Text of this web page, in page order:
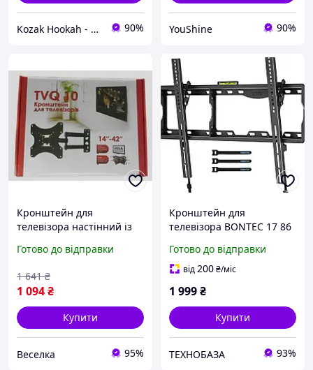
Kozak Hookah - Магазин техніки та аксесуарів 90% YouShine 90%
Кронштейн для
телевізора настінний із
екранів 14-42 дюйми до
Готово до відправки
1 094₴
1 641 ₴
Купити
Веселка 95%
Кронштейн для
телевізора BONTEC 17 86
600×400, до 75 кг
Готово до відправки
від200₴/міс
1 999₴
Купити
ТЕХНОБАЗА 93%